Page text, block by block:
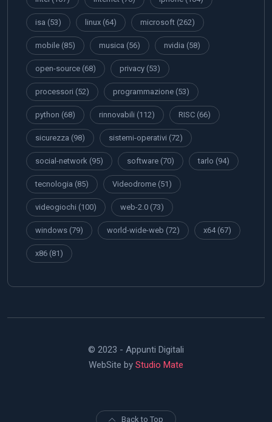
social-network(95) software(70) tarlo
tecnologia(85) Videodrome (51)
videogiochi(100) web-2.0(73)
windows(79) world-wide-web(72)
x86(81)
© 2023 - Appunti Digitali
WebSite byStudio Mate